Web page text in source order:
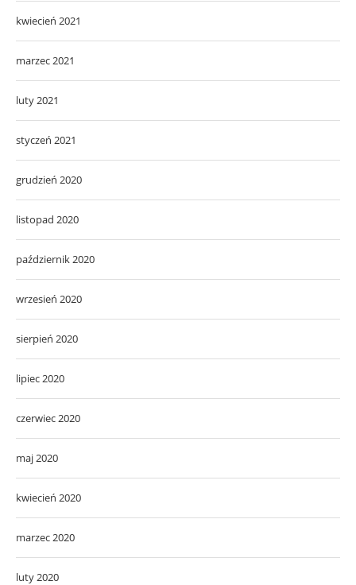
kwiecień 2021
marzec 2021
luty 2021
styczeń 2021
grudzień 2020
listopad 2020
październik 2020
wrzesień 2020
sierpień 2020
lipiec 2020
czerwiec 2020
maj 2020
kwiecień 2020
marzec 2020
luty 2020